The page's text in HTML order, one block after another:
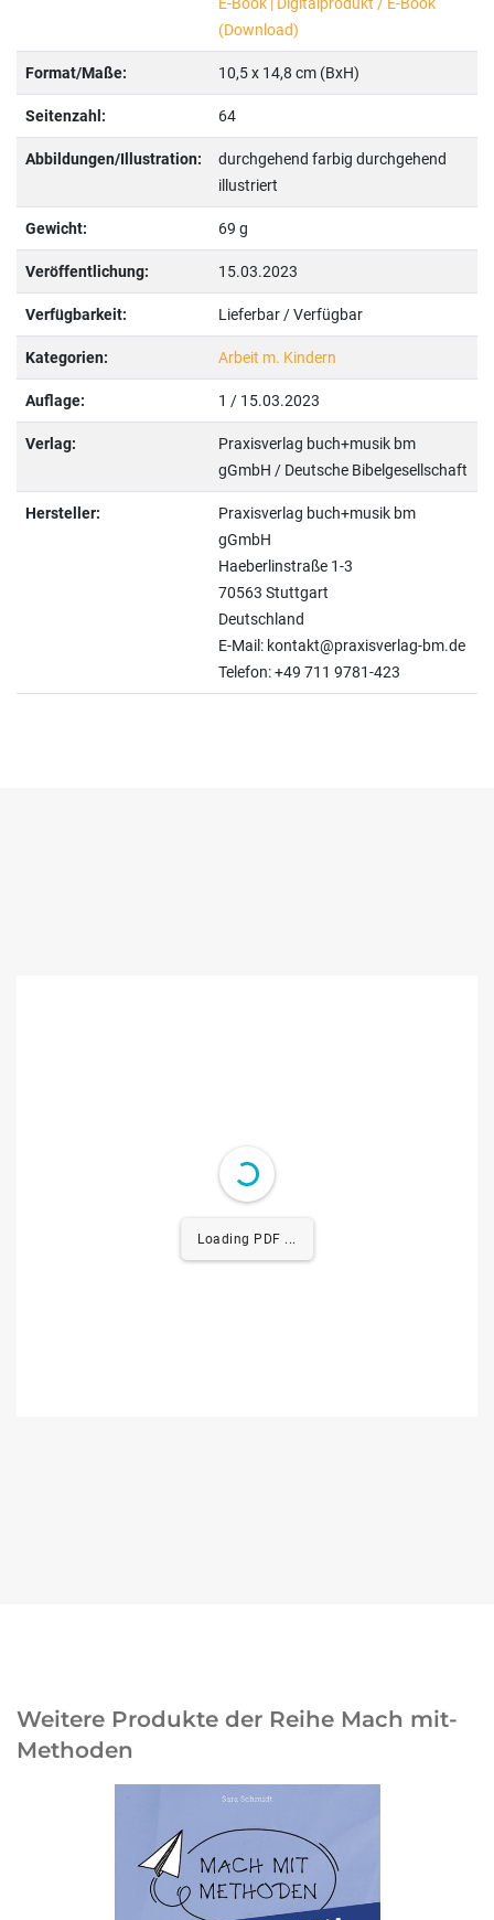
(Download)
Format/Maße: 10,5 x 14,8 cm (BxH)
Seitenzahl: 64
Abbildungen/Illustration:
durchgehend farbig durchgehend
illustriert
Gewicht: 69 g
Veröffentlichung: 15.03.2023
Verfügbarkeit: Lieferbar / Verfügbar
Kategorien: Arbeit m. Kindern
Auflage: 1 / 15.03.2023
Verlag:
Praxisverlag buch+musik bm
gGmbH / Deutsche Bibelgesellschaft
Hersteller:
Praxisverlag buch+musik bm
gGmbH
Haeberlinstraße 1-3
70563 Stuttgart
Deutschland
E-Mail: kontakt@praxisverlag-bm.de
Telefon: +49 711 9781-423
Loading PDF 0.53MB ...
Weitere Produkte der Reihe Mach mit-
Methoden